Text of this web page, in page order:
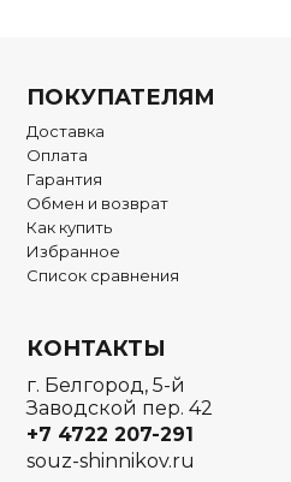
ПОКУПАТЕЛЯМ
Доставка
Оплата
Гарантия
Обмен и возврат
Как купить
Избранное
Список сравнения
КОНТАКТЫ
г. Белгород, 5-й
Заводской пер. 42
+7 4722 207-291
souz-shinnikov.ru